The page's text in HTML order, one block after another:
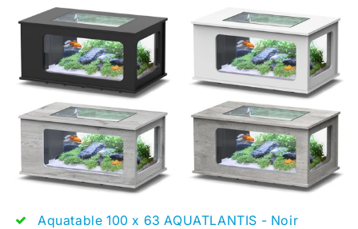
Aquatable 100 x 63 AQUATLANTIS - Noir